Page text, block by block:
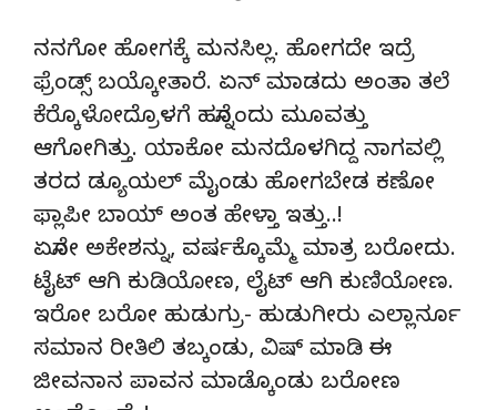
ನನಗೋ ಹೋಗಕ್ಕೆ ಮನಸಿಲ್ಲ. ಹೋಗದೇ ಇದ್ರೆ
ಫ್ರೆಂಡ್ಸ್ ಬಯ್ಕೋತಾರೆ. ಏನ್ ಮಾಡದು ಅಂತಾ ತಲೆ
ಕೆರ್‍ಕೊಳೋದ್ರೊಳಗೆ ಹನ್ನೊಂದು ಮೂವತ್ತು
ಆಗೋಗಿತ್ತು. ಯಾಕೋ ಮನದೊಳಗಿದ್ದ ನಾಗವಲ್ಲಿ
ತರದ ಡ್ಯೂಯಲ್ ಮೈಂಡು ಹೋಗಬೇಡ ಕಣೋ
ಫ್ಲಾಪೀ ಬಾಯ್ ಅಂತ ಹೇಳ್ತಾ ಇತ್ತು..!
ಏನೋ ಅಕೇಶನ್ನು, ವರ್ಷಕ್ಕೊಮ್ಮೆ ಮಾತ್ರ ಬರೋದು.
ಟೈಟ್ ಆಗಿ ಕುಡಿಯೋಣ, ಲೈಟ್ ಆಗಿ ಕುಣಿಯೋಣ.
ಇರೋ ಬರೋ ಹುಡುಗ್ರು- ಹುಡುಗೀರು ಎಲ್ಲಾರ್ನೂ
ಸಮಾನ ರೀತಿಲಿ ತಬ್ಕಂಡು, ವಿಷ್ ಮಾಡಿ ಈ
ಜೀವನಾನ ಪಾವನ ಮಾಡ್ಕೊಂಡು ಬರೋಣ